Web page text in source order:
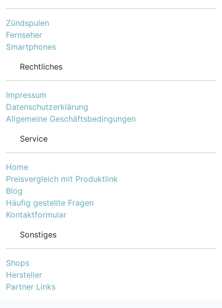
Zündspulen
Fernseher
Smartphones
Rechtliches
Impressum
Datenschutzerklärung
Allgemeine Geschäftsbedingungen
Service
Home
Preisvergleich mit Produktlink
Blog
Häufig gestellte Fragen
Kontaktformular
Sonstiges
Shops
Hersteller
Partner Links